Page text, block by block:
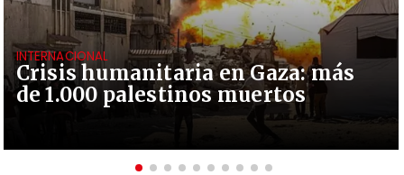
Crisis humanitaria en Gaza: más
de 1.000 palestinos muertos
INTERNACIONAL